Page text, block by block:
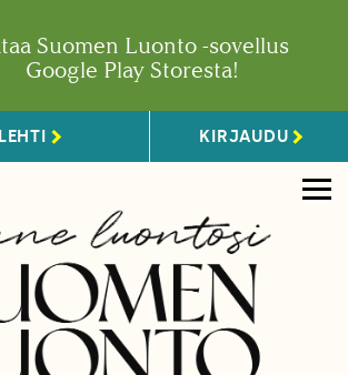
Suomen Luonto -sovellus
Google Play Storesta!
KIRJAUDU